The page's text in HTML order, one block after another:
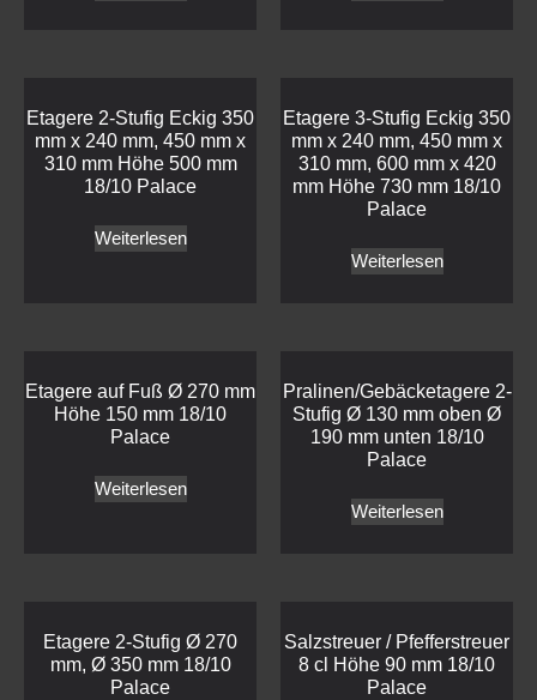
Etagere 2-Stufig Eckig 350
mm x 240 mm, 450 mm x
310 mm Höhe 500 mm
18/10 Palace
Weiterlesen
Etagere 3-Stufig Eckig 350
mm x 240 mm, 450 mm x
310 mm, 600 mm x 420
mm Höhe 730 mm 18/10
Palace
Weiterlesen
Etagere auf Fuß Ø 270 mm
Höhe 150 mm 18/10
Palace
Weiterlesen
Pralinen/Gebäcketagere 2-
Stufig Ø 130 mm oben Ø
190 mm unten 18/10
Palace
Weiterlesen
Etagere 2-Stufig Ø 270
mm, Ø 350 mm 18/10
Palace
Salzstreuer / Pfefferstreuer
8 cl Höhe 90 mm 18/10
Palace